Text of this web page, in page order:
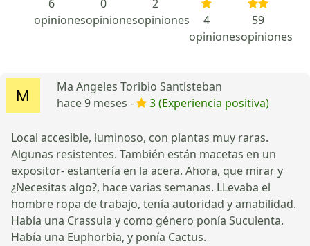
6
opiniones
0
opiniones
2
opiniones
4
opiniones
59
opiniones
Ma Angeles Toribio Santisteban
hace 9 meses -
3 (Experiencia positiva)
Local accesible, luminoso, con plantas muy raras.
Algunas resistentes. También están macetas en un
expositor- estantería en la acera. Ahora, que mirar y
¿Necesitas algo?, hace varias semanas. LLevaba el
hombre ropa de trabajo, tenía autoridad y amabilidad.
Había una Crassula y como género ponía Suculenta.
Había una Euphorbia, y ponía Cactus.